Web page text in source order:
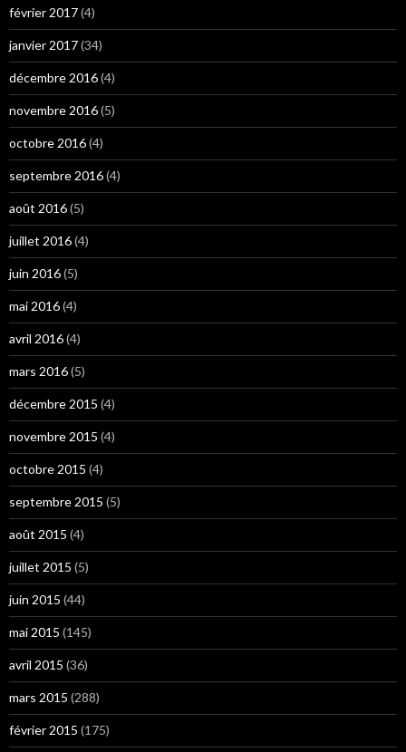
février 2017(4)
janvier 2017(34)
décembre 2016(4)
novembre 2016(5)
octobre 2016(4)
septembre 2016(4)
août 2016(5)
juillet 2016(4)
juin 2016(5)
mai 2016(4)
avril 2016(4)
mars 2016(5)
décembre 2015 (4)
novembre 2015 (4)
octobre 2015 (4)
septembre 2015 (5)
août 2015 (4)
juillet 2015 (5)
juin 2015 (44)
mai 2015 (145)
avril 2015 (36)
mars 2015 (288)
février 2015 (175)